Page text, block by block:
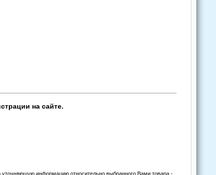
на сайте.
информацию относительно выбранного Вами товара -